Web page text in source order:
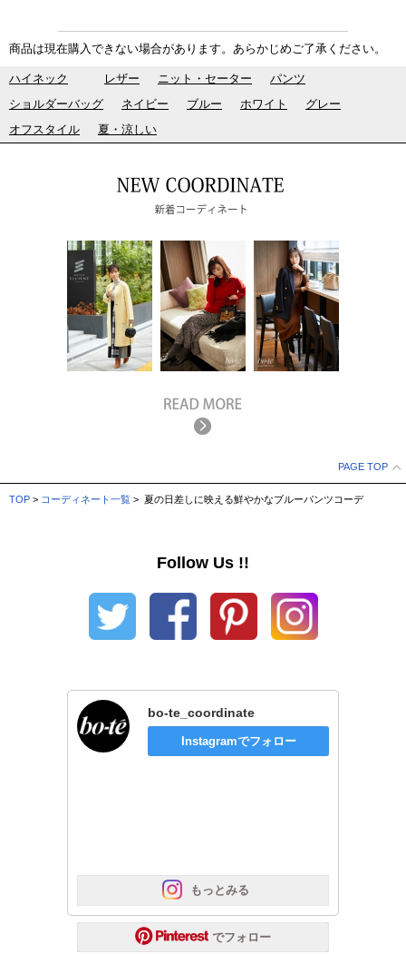
商品は現在購入できない場合があります。あらかじめご了承ください。
ハイネック レザー ニット・セーター
パンツ
ショルダーバッグ
ネイビー ブルー ホワイト
グレー
オフスタイル
夏・涼しい
PAGE TOP
TOP > コーディネート一覧 > 夏の日差しに映える鮮やかなブルーパンツコーデ
Follow Us !!
でフォロー
bo-te_coordinate
Instagramでフォロー
もっとみる